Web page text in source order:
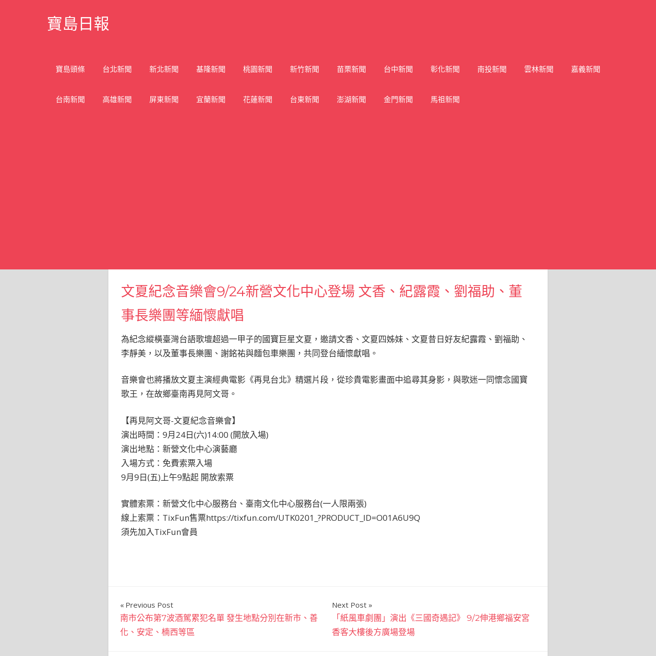
寶島日報
寶島頭條 台北新聞 新北新聞 基隆新聞 桃園新聞 新竹新聞 苗栗新聞 台中新聞 彰化新聞 南投新聞 雲林新聞 嘉義新聞
台南新聞 高雄新聞 屏東新聞 宜蘭新聞 花蓮新聞 台東新聞 澎湖新聞 金門新聞 馬祖新聞
文夏紀念音樂會9/24新營文化中心登場 文香、紀露霞、劉福助、董
事長樂團等緬懷獻唱
為紀念縱橫臺灣台語歌壇超過一甲子的國寶巨星文夏，邀請文香、文夏四姊妹、文夏昔日好友紀露霞、劉福助、
李靜美，以及董事長樂團、謝銘祐與麵包車樂團，共同登台緬懷獻唱。
音樂會也將播放文夏主演經典電影《再見台北》精選片段，從珍貴電影畫面中追尋其身影，與歌迷一同懷念國寶
歌王，在故鄉臺南再見阿文哥。
【再見阿文哥-文夏紀念音樂會】
演出時間：9月24日(六)14:00 (開放入場)
演出地點：新營文化中心演藝廳
入場方式：免費索票入場
9月9日(五)上午9點起 開放索票
實體索票：新營文化中心服務台、臺南文化中心服務台(一人限兩張)
線上索票：TixFun售票https://tixfun.com/UTK0201_?PRODUCT_ID=O01A6U9Q
須先加入TixFun會員
文
章
Previous Post
南市公布第7波酒駕累犯名單 發生地點分別在新市、善
化、安定、楠西等區
Next Post
「紙風車劇團」演出《三國奇遇記》 9/2伸港鄉福安宮
香客大樓後方廣場登場